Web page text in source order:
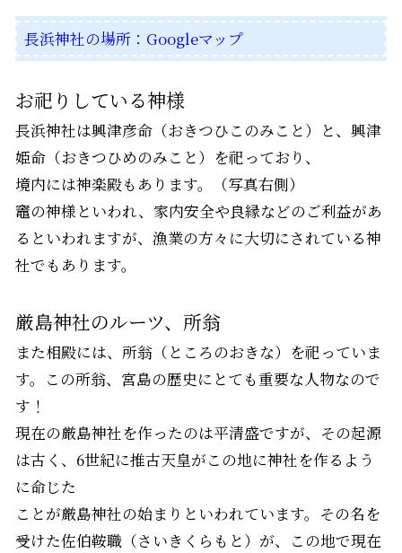
長浜神社の場所：Googleマップ
お祀りしている神様
長浜神社は興津彦命（おきつひこのみこと）と、興津
姫命（おきつひめのみこと）を祀っており、
境内には神楽殿もあります。（写真右側）
竈の神様といわれ、家内安全や良縁などのご利益があ
るといわれますが、漁業の方々に大切にされている神
社でもあります。
厳島神社のルーツ、所翁
また相殿には、所翁（ところのおきな）を祀っていま
す。この所翁、宮島の歴史にとても重要な人物なので
す！
現在の厳島神社を作ったのは平清盛ですが、その起源
は古く、6世紀に推古天皇がこの地に神社を作るよう
に命じた
ことが厳島神社の始まりといわれています。その名を
受けた佐伯鞍職（さいきくらもと）が、この地で現在